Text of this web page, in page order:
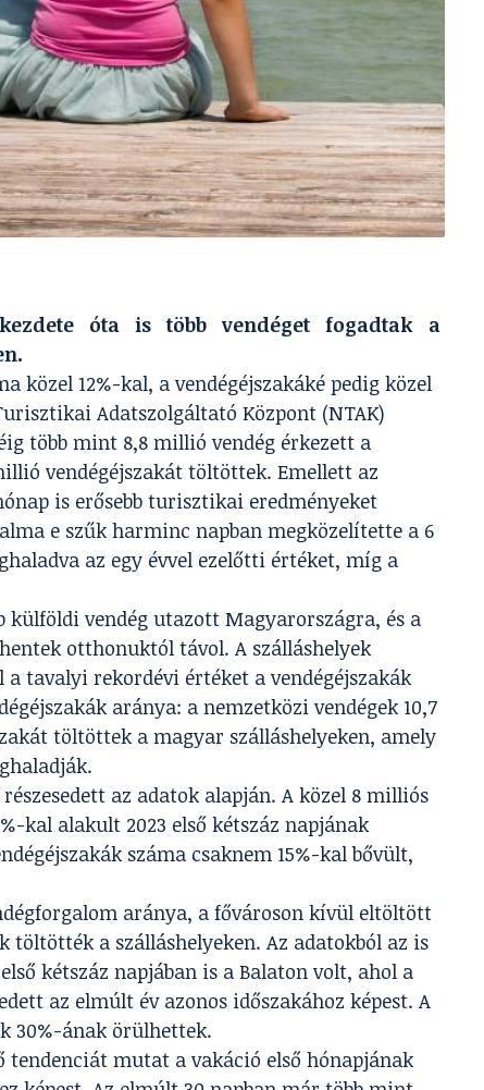
óta is több vendéget fogadtak a
közel 12%-kal, a vendégéjszakáké pedig közel
Adatszolgáltató Központ (NTAK)
több mint 8,8 millió vendég érkezett a
vendégéjszakát töltöttek. Emellett az
is erősebb turisztikai eredményeket
e szűk harminc napban megközelítette a 6
az egy évvel ezelőtti értéket, míg a
külföldi vendég utazott Magyarországra, és a
otthonuktól távol. A szálláshelyek
tavalyi rekordévi értéket a vendégéjszakák
aránya: a nemzetközi vendégek 10,7
töltöttek a magyar szálláshelyeken, amely
az adatok alapján. A közel 8 milliós
kal alakult 2023 első kétszáz napjának
száma csaknem 15%-kal bővült,
aránya, a fővároson kívül eltöltött
töltötték a szálláshelyeken. Az adatokból az is
kétszáz napjában is a Balaton volt, ahol a
az elmúlt év azonos időszakához képest. A
30%-ának örülhettek.
tendenciát mutat a vakáció első hónapjának